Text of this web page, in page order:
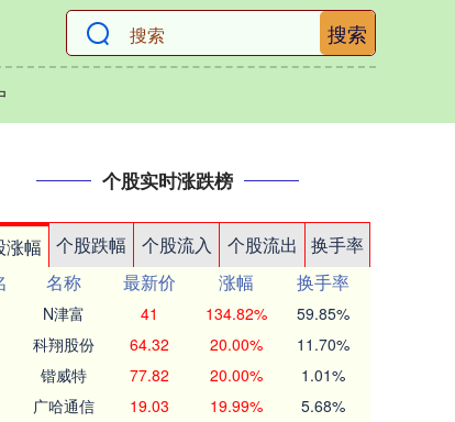
搜索
个股实时涨跌榜
涨幅 个股跌幅 个股流入 个股流出
换手率
名称 最新价 涨幅
换手率
N津富 41 134.82% 59.85%
科翔股份 64.32 20.00% 11.70%
锴威特 77.82 20.00% 1.01%
广哈通信 19.03 19.99% 5.68%